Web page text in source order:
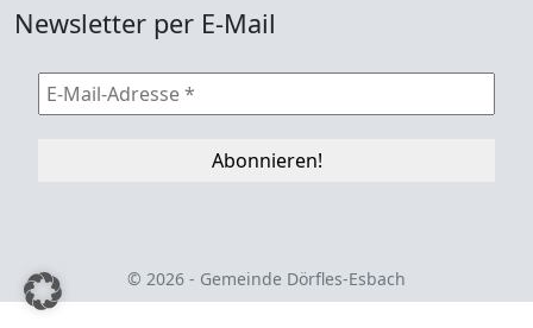
Newsletter per E-Mail
© 2026 - Gemeinde Dörfles-Esbach